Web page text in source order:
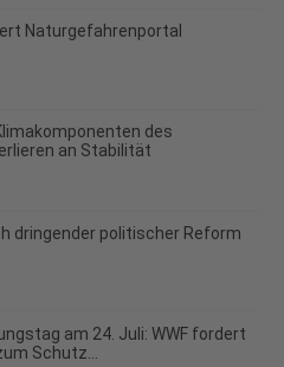
Naturgefahrenportal
des
an Stabilität
dringender politischer Reform
am 24. Juli: WWF fordert
Schutz...